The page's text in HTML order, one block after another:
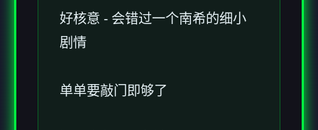
好核意 - 会错过一个南希的细小
剧情
单单要敲门即够了